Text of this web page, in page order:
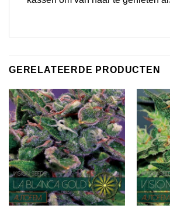
GERELATEERDE PRODUCTEN